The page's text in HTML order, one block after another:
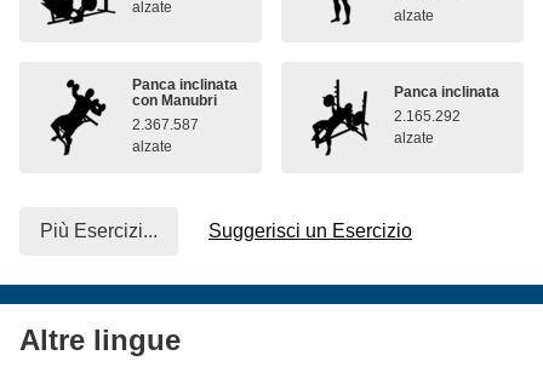
alzate
alzate
Panca inclinata
con Manubri
2.367.587
alzate
Panca inclinata
2.165.292
alzate
Più Esercizi... Suggerisci un Esercizio
Altre lingue